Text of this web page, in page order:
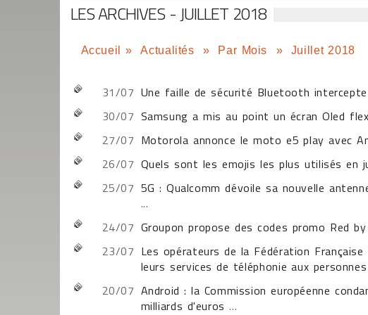
LES ARCHIVES - JUILLET 2018
Accueil » Actualités » Par Mois » Juillet 2018
31/07 Une faille de sécurité Bluetooth
30/07 Samsung a mis au point un écran Oled
27/07 Motorola annonce le moto e5 play avec
26/07 Quels sont les emojis les plus utilisés en
25/07 5G : Qualcomm dévoile sa nouvelle
...
24/07 Groupon propose des codes promo Red by
23/07 Les opérateurs de la Fédération
leurs services de téléphonie aux
20/07 Android : la Commission européenne
milliards d'euros ...